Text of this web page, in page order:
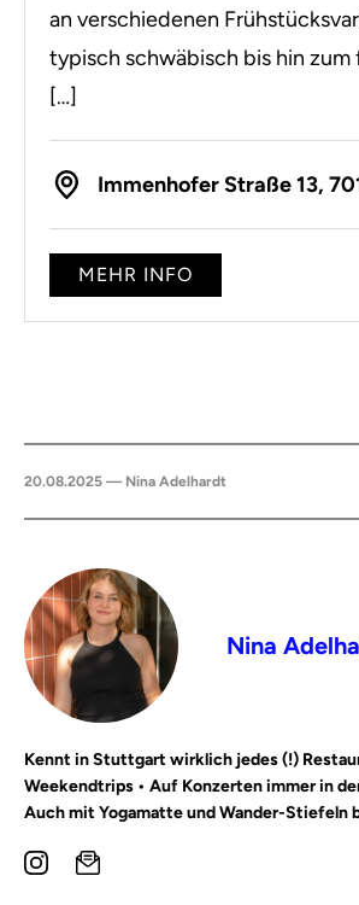
an verschiedenen
typisch schwäbisch bis hin zum
[…]
Immenhofer Straße 13,
MEHR INFO
20.08.2025 — Nina Adelhardt
Nina
Kennt in Stuttgart wirklich jedes (!)
Weekendtrips • Auf Konzerten immer in
Auch mit Yogamatte und Wander-Stiefeln